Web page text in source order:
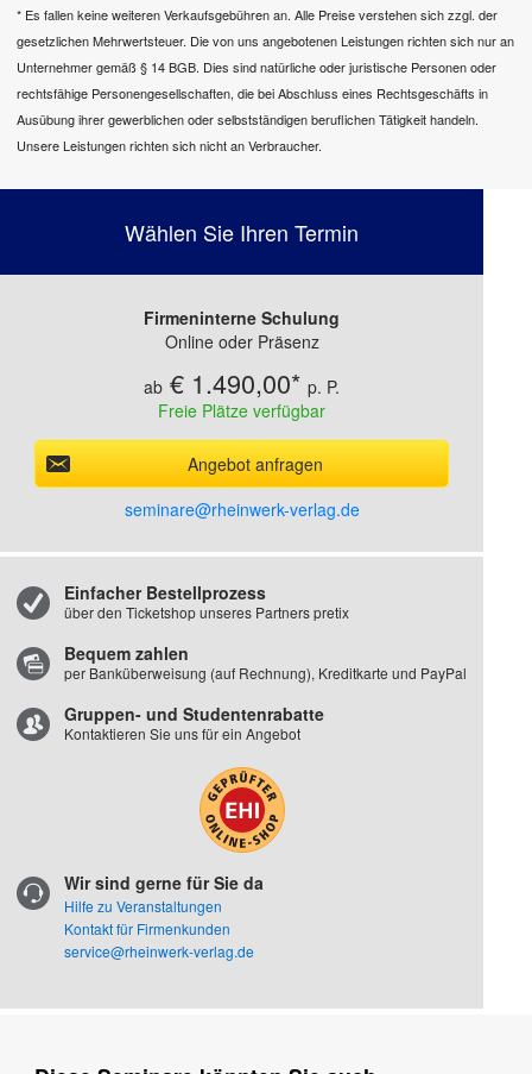
* Es fallen keine weiteren Verkaufsgebühren an. Alle Preise verstehen sich zzgl. der
gesetzlichen Mehrwertsteuer. Die von uns angebotenen Leistungen richten sich nur an
Unternehmer gemäß § 14 BGB. Dies sind natürliche oder juristische Personen oder
rechtsfähige Personengesellschaften, die bei Abschluss eines Rechtsgeschäfts in
Ausübung ihrer gewerblichen oder selbstständigen beruflichen Tätigkeit handeln.
Unsere Leistungen richten sich nicht an Verbraucher.
Wählen Sie Ihren Termin
Firmeninterne Schulung
Online oder Präsenz
€ 1.490,00*
Freie Plätze verfügbar
Angebot anfragen
seminare@rheinwerk-verlag.de
Einfacher Bestellprozess
über den Ticketshop unseres Partners pretix
Bequem zahlen
per Banküberweisung (auf Rechnung), Kreditkarte und PayPal
Gruppen- und Studentenrabatte
Kontaktieren Sie uns für ein Angebot
Wir sind gerne für Sie da
Hilfe zu Veranstaltungen
Kontakt für Firmenkunden
service@rheinwerk-verlag.de